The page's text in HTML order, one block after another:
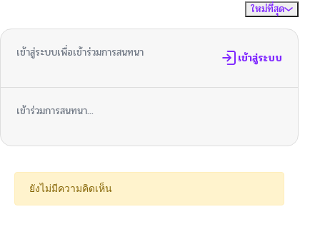
ใหม่ที่สุด
เข้าสู่ระบบเพื่อเข้าร่วมการสนทนา เข้าสู่ระบบ
เข้าร่วมการสนทนา...
ยังไม่มีความคิดเห็น